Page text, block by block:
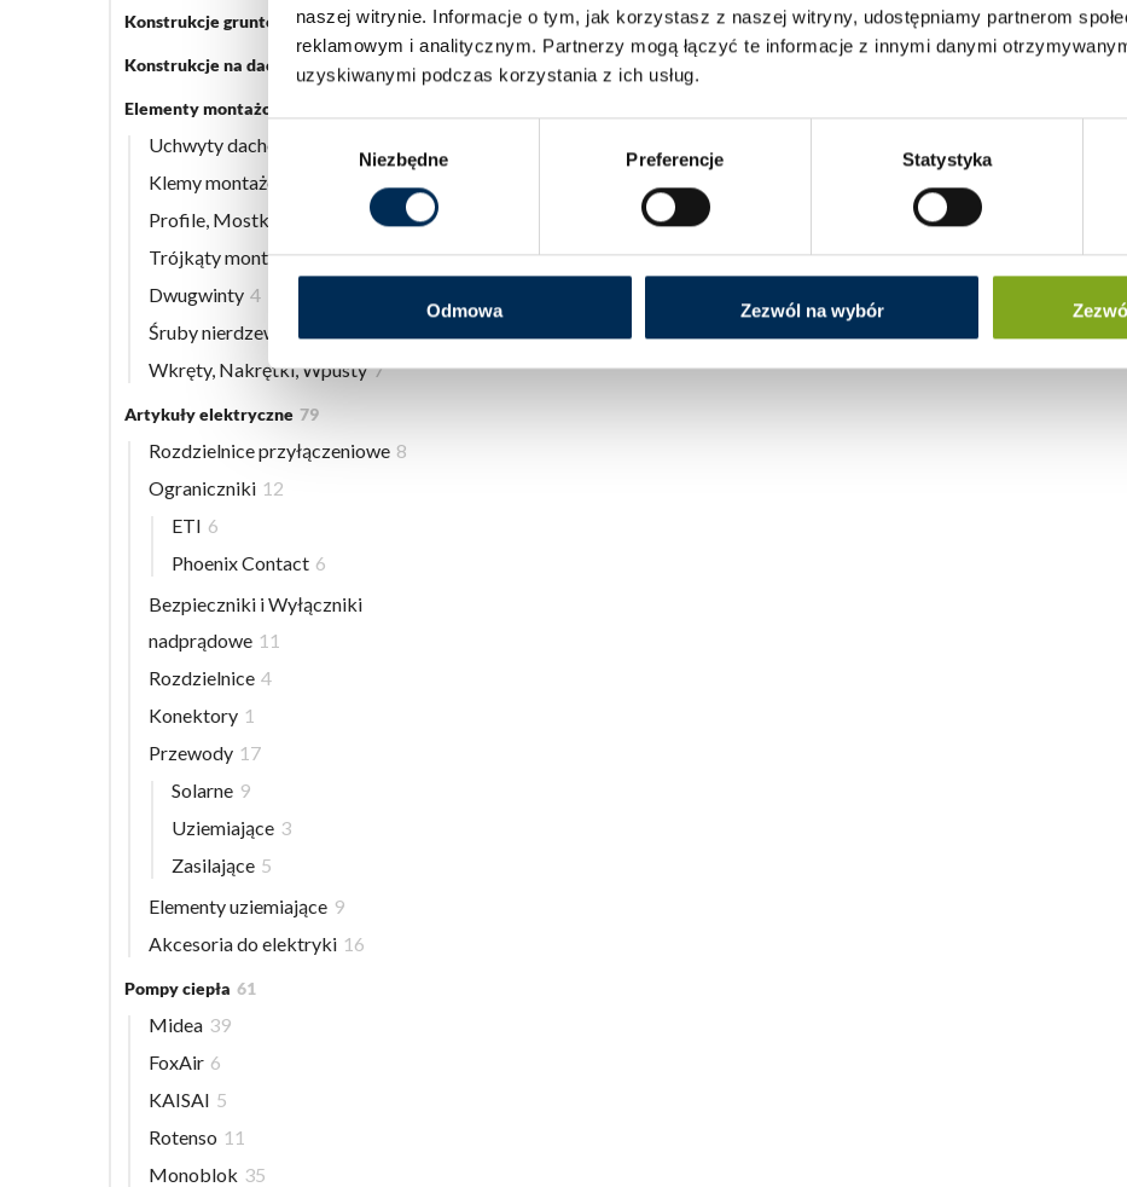
naszej witrynie. Informacje o tym, jak korzystasz z naszej witryny, udostępniamy partnerom
reklamowym i analitycznym. Partnerzy mogą łączyć te informacje z innymi danymi
uzyskiwanymi podczas korzystania z ich usług.
Niezbędne Preferencje Statystyka
Odmowa Zezwól na wybór
Konstrukcje gruntowe 5
Konstrukcje na dach płaski 3
Elementy montażowe
Uchwyty dachowe
Klemy montażowe
Profile, Mostki
Trójkąty montażowe 3
Dwugwinty 4
Śruby nierdzewne
Wkręty, Nakrętki, Wpusty 7
Artykuły elektryczne 79
Rozdzielnice przyłączeniowe 8
Ograniczniki 12
ETI 6
Phoenix Contact 6
Bezpieczniki i Wyłączniki
nadprądowe 11
Rozdzielnice 4
Konektory 1
Przewody 17
Solarne 9
Uziemiające 3
Zasilające 5
Elementy uziemiające 9
Akcesoria do elektryki 16
Pompy ciepła 61
Midea 39
FoxAir 6
KAISAI 5
Rotenso 11
Monoblok 35